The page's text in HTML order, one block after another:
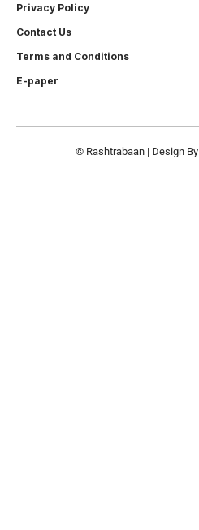
Privacy Policy
Contact Us
Terms and Conditions
E-paper
© Rashtrabaan | Design By